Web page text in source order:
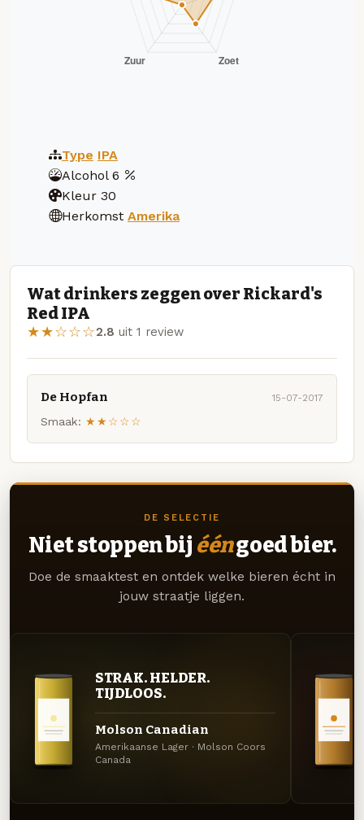
Type IPA
Alcohol 6
Kleur 30
Herkomst Amerika
Wat drinkers zeggen over Rickard's
Red IPA
★★☆☆☆2.8 uit 1 review
De Hopfan 15-07-2017
Smaak: ★★☆☆☆
DE SELECTIE
Niet stoppen bij ééngoed bier.
Doe de smaaktest en ontdek welke bieren écht in
jouw straatje liggen.
STRAK. HELDER.
TIJDLOOS.
Molson Canadian
Amerikaanse Lager · Molson Coors
Canada